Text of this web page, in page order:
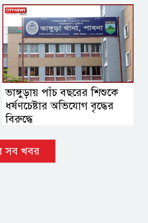
ভাঙ্গুড়ায় পাঁচ বছরের শিশুকে
ধর্ষণচেষ্টার অভিযোগ বৃদ্ধের
বিরুদ্ধে
সব খবর